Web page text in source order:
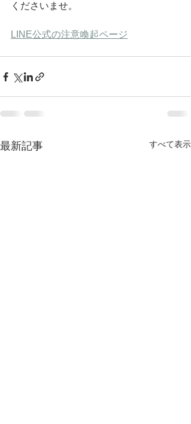
くださいませ。
LINE公式の注意喚起ページ
最新記事 すべて表示